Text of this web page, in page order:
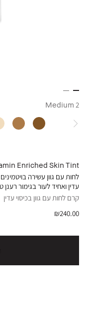
Medium 2
Enriched Skin Tint
לחות עם גוון עשירה
עדין ואחיד לעור בגימור רענן
קרם לחות עם גוון בכיסוי עדין
₪240.00